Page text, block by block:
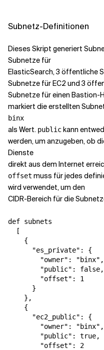
Subnetz-Definitionen
Dieses Skript generiert
Subnetze für
ElasticSearch, 3 öffentliche
Subnetze für EC2 und 3
Subnetze für einen Bastion-
markiert die erstellten
binx
als Wert. publickann
werden, um anzugeben, ob
Dienste
direkt aus dem Internet
offset muss für jedes
wird verwendet, um den
CIDR-Bereich für die
def subnets
  [
    {
      "es_private": {
        "owner": "binx",
        "public": false,
        "offset": 1
      }
    },
    {
      "ec2_public": {
        "owner": "binx",
        "public": true,
        "offset": 2